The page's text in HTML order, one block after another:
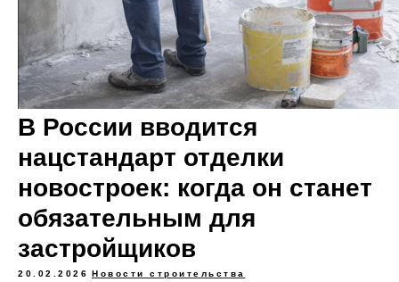
В России вводится
нацстандарт отделки
новостроек: когда он станет
обязательным для
застройщиков
20.02.2026 Новости строительства